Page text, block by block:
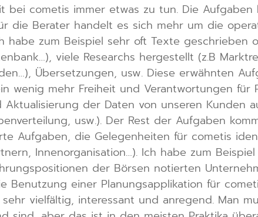
cometis immer etwas zu tun. Die Aufgaben
die Berater handelt es sich mehr um die
habe zum Beispiel sehr oft Texte geschrieben
viele Researchs hergestellt (z.B
Übersetzungen, usw. Diese erwähnten
wenig mehr Freiheit und Verantwortungen
der Daten von unseren Kunden
usw.). Der Rest der Aufgaben
Aufgaben, die Gelegenheiten für cometis
Innenorganisation…). Ich habe zum
der Börsen notierten
Benutzung einer Planungsapplikation für
vielfältig, interessant und anregend. Man